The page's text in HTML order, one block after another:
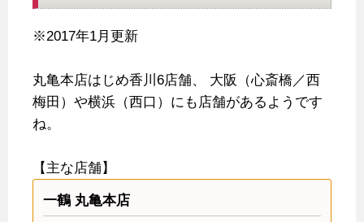
※2017年1月更新
丸亀本店はじめ香川6店舗、
大阪（心斎橋／西
梅田）や横浜（西口）にも店舗があるようです
ね。
【主な店舗】
一鶴 丸亀本店